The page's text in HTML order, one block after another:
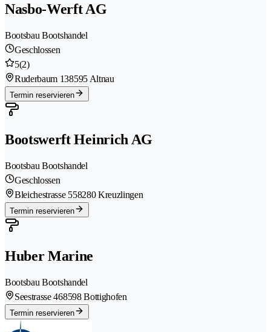
Nasbo-Werft AG
Bootsbau Bootshandel
Geschlossen
5(2)
Ruderbaum 138595 Altnau
Termin reservieren
Bootswerft Heinrich AG
Bootsbau Bootshandel
Geschlossen
Bleichestrasse 558280 Kreuzlingen
Termin reservieren
Huber Marine
Bootsbau Bootshandel
Seestrasse 468598 Bottighofen
Termin reservieren